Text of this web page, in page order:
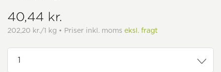
40,44 kr.
202,20 kr./1 kg • Priser inkl. moms eksl. fragt